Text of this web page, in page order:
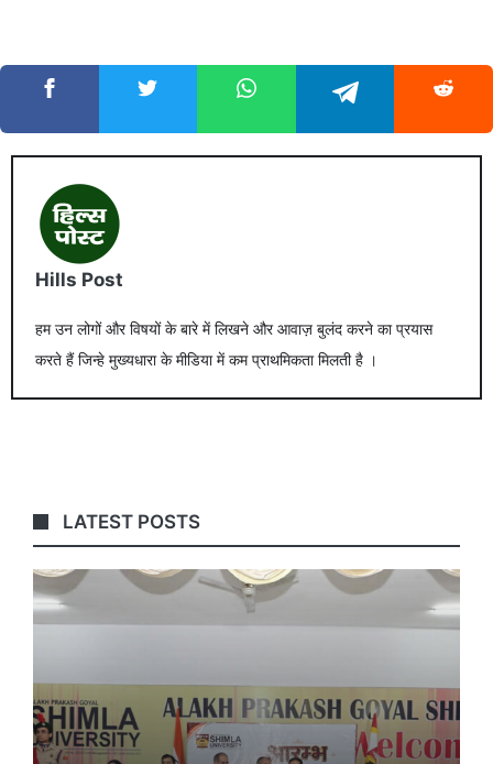
Hills Post
हम उन लोगों और विषयों के बारे में लिखने और आवाज़ बुलंद करने का प्रयास
करते हैं जिन्हे मुख्यधारा के मीडिया में कम प्राथमिकता मिलती है ।
LATEST POSTS